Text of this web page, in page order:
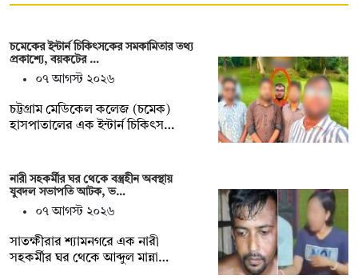
চমেকের ইন্টার্ন চিকিৎসকের সমকামিতার তথ্য
প্রকাশ্যে, বয়কটের …
০৭ আগস্ট ২০২৬
চট্টগ্রাম মেডিকেল কলেজ (চমেক)
হাসপাতালের এক ইন্টার্ন চিকিৎস…
নারী সহকর্মীর ঘর থেকে বস্ত্রহীন অবস্থায়
যুবদল সভাপতি আটক, ভ…
০৭ আগস্ট ২০২৬
সাতক্ষীরার শ্যামনগরে এক নারী
সহকর্মীর ঘর থেকে আব্দুল মান্না…